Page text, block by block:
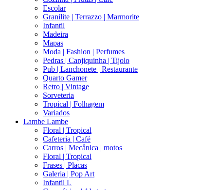
Escolar
Granilite | Terrazzo | Marmorite
Infantil
Madeira
Mapas
Moda | Fashion | Perfumes
Pedras | Canjiquinha | Tijolo
Pub | Lanchonete | Restaurante
Quarto Gamer
Retro | Vintage
Sorveteria
Tropical | Folhagem
Variados
Lambe Lambe
Floral | Tropical
Cafeteria | Café
Carros | Mecânica | motos
Floral | Tropical
Frases | Placas
Galeria | Pop Art
Infantil L